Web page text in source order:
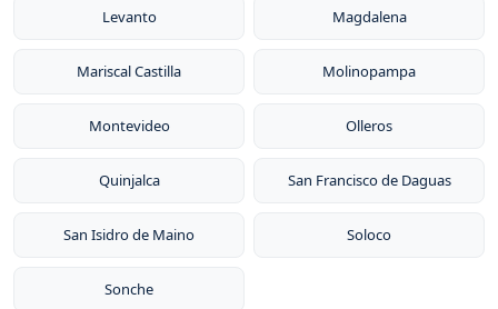
Levanto Magdalena
Mariscal Castilla Molinopampa
Montevideo Olleros
Quinjalca San Francisco de Daguas
San Isidro de Maino Soloco
Sonche